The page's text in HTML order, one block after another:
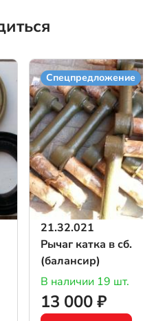
Спецпредложение
21.32.021
Рычаг катка в сб.
(балансир)
В наличии 19 шт.
13 000 ₽